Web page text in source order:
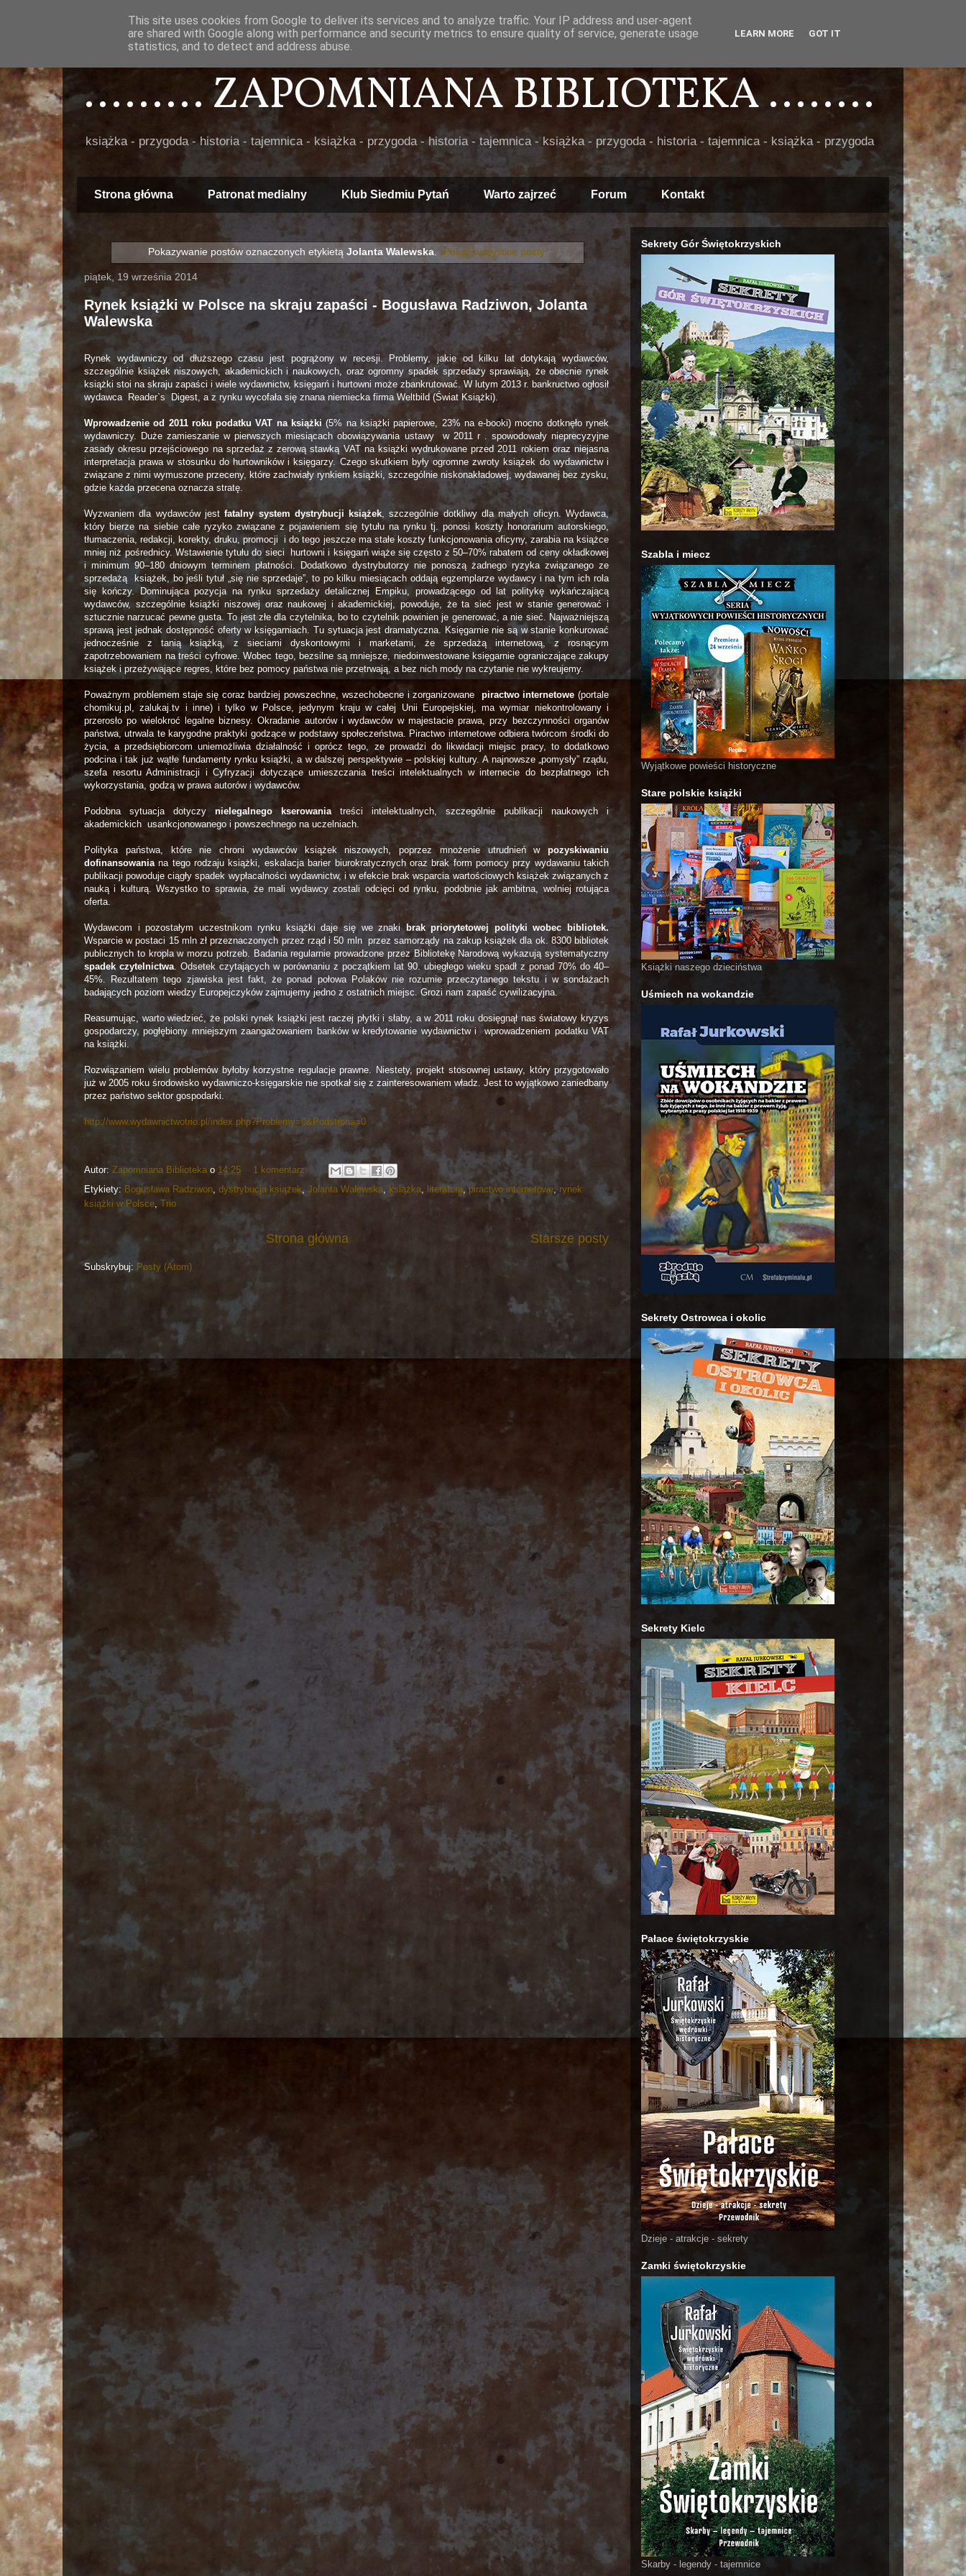
......... ZAPOMNIANA BIBLIOTEKA ........
książka - przygoda - historia - tajemnica - książka - przygoda - historia - tajemnica - książka - przygoda - historia - tajemnica - książka - przygoda
Strona główna Patronat medialny Klub Siedmiu Pytań Warto zajrzeć Forum Kontakt
Pokazywanie postów oznaczonych etykietą Jolanta Walewska. Pokaż wszystkie posty
piątek, 19 września 2014
Rynek książki w Polsce na skraju zapaści - Bogusława Radziwon, Jolanta
Walewska
Rynek wydawniczy od dłuższego czasu jest pogrążony w recesji. Problemy, jakie od kilku lat dotykają wydawców,
szczególnie książek niszowych, akademickich i naukowych, oraz ogromny spadek sprzedaży sprawiają, że obecnie rynek
książki stoi na skraju zapaści i wiele wydawnictw, księgarń i hurtowni może zbankrutować. W lutym 2013 r. bankructwo ogłosił
wydawca Reader`s Digest, a z rynku wycofała się znana niemiecka firma Weltbild (Świat Książki).
Wprowadzenie od 2011 roku podatku VAT na książki(5% na książki papierowe, 23% na e-booki) mocno dotknęło rynek
wydawniczy. Duże zamieszanie w pierwszych miesiącach obowiązywania ustawy w 2011 r . spowodowały nieprecyzyjne
zasady okresu przejściowego na sprzedaż z zerową stawką VAT na książki wydrukowane przed 2011 rokiem oraz niejasna
interpretacja prawa w stosunku do hurtowników i księgarzy. Czego skutkiem były ogromne zwroty książek do wydawnictw i
związane z nimi wymuszone przeceny, które zachwiały rynkiem książki, szczególnie niskonakładowej, wydawanej bez zysku,
gdzie każda przecena oznacza stratę.
Wyzwaniem dla wydawców jestfatalny system dystrybucji książek , szczególnie dotkliwy dla małych oficyn. Wydawca,
który bierze na siebie całe ryzyko związane z pojawieniem się tytułu na rynku tj. ponosi koszty honorarium autorskiego,
tłumaczenia, redakcji, korekty, druku, promocji i do tego jeszcze ma stałe koszty funkcjonowania oficyny, zarabia na książce
mniej niż pośrednicy. Wstawienie tytułu do sieci hurtowni i księgarń wiąże się często z 50–70% rabatem od ceny okładkowej
i minimum 90–180 dniowym terminem płatności. Dodatkowo dystrybutorzy nie ponoszą żadnego ryzyka związanego ze
sprzedażą książek, bo jeśli tytuł „się nie sprzedaje”, to po kilku miesiącach oddają egzemplarze wydawcy i na tym ich rola
się kończy. Dominująca pozycja na rynku sprzedaży detalicznej Empiku, prowadzącego od lat politykę wykańczającą
wydawców, szczególnie książki niszowej oraz naukowej i akademickiej, powoduje, że ta sieć jest w stanie generować i
sztucznie narzucać pewne gusta. To jest złe dla czytelnika, bo to czytelnik powinien je generować, a nie sieć. Najważniejszą
sprawą jest jednak dostępność oferty w księgarniach. Tu sytuacja jest dramatyczna. Księgarnie nie są w stanie konkurować
jednocześnie z tanią książką, z sieciami dyskontowymi i marketami, że sprzedażą internetową, z rosnącym
zapotrzebowaniem na treści cyfrowe. Wobec tego, bezsilne są mniejsze, niedoinwestowane księgarnie ograniczające zakupy
książek i przeżywające regres, które bez pomocy państwa nie przetrwają, a bez nich mody na czytanie nie wykreujemy.
Poważnym problemem staje się coraz bardziej powszechne, wszechobecne i zorganizowane piractwo internetowe (portale
chomikuj.pl, zalukaj.tv i inne) i tylko w Polsce, jedynym kraju w całej Unii Europejskiej, ma wymiar niekontrolowany i
przerosło po wielokroć legalne biznesy. Okradanie autorów i wydawców w majestacie prawa, przy bezczynności organów
państwa, utrwala te karygodne praktyki godzące w podstawy społeczeństwa. Piractwo internetowe odbiera twórcom środki do
życia, a przedsiębiorcom uniemożliwia działalność i oprócz tego, ze prowadzi do likwidacji miejsc pracy, to dodatkowo
podcina i tak już wątłe fundamenty rynku książki, a w dalszej perspektywie – polskiej kultury. A najnowsze „pomysły” rządu,
szefa resortu Administracji i Cyfryzacji dotyczące umieszczania treści intelektualnych w internecie do bezpłatnego ich
wykorzystania, godzą w prawa autorów i wydawców.
Podobna sytuacja dotyczy nielegalnego kserowania treści intelektualnych, szczególnie publikacji naukowych i
akademickich usankcjonowanego i powszechnego na uczelniach.
Polityka państwa, które nie chroni wydawców książek niszowych, poprzez mnożenie utrudnień w pozyskiwaniu
dofinansowania na tego rodzaju książki, eskalacja barier biurokratycznych oraz brak form pomocy przy wydawaniu takich
publikacji powoduje ciągły spadek wypłacalności wydawnictw, i w efekcie brak wsparcia wartościowych książek związanych z
nauką i kulturą. Wszystko to sprawia, że mali wydawcy zostali odcięci od rynku, podobnie jak ambitna, wolniej rotująca
oferta.
Wydawcom i pozostałym uczestnikom rynku książki daje się we znaki brak priorytetowej polityki wobec bibliotek.
Wsparcie w postaci 15 mln zł przeznaczonych przez rząd i 50 mln przez samorządy na zakup książek dla ok. 8300 bibliotek
publicznych to kropla w morzu potrzeb. Badania regularnie prowadzone przez Bibliotekę Narodową wykazują systematyczny
spadek czytelnictwa . Odsetek czytających w porównaniu z początkiem lat 90. ubiegłego wieku spadł z ponad 70% do 40–
45%. Rezultatem tego zjawiska jest fakt, że ponad połowa Polaków nie rozumie przeczytanego tekstu i w sondażach
badających poziom wiedzy Europejczyków zajmujemy jedno z ostatnich miejsc. Grozi nam zapaść cywilizacyjna.
Reasumując, warto wiedzieć, że polski rynek książki jest raczej płytki i słaby, a w 2011 roku dosięgnął nas światowy kryzys
gospodarczy, pogłębiony mniejszym zaangażowaniem banków w kredytowanie wydawnictw i wprowadzeniem podatku VAT
na książki.
Rozwiązaniem wielu problemów byłoby korzystne regulacje prawne. Niestety, projekt stosownej ustawy, który przygotowało
już w 2005 roku środowisko wydawniczo-księgarskie nie spotkał się z zainteresowaniem władz. Jest to wyjątkowo zaniedbany
przez państwo sektor gospodarki.
http://www.wydawnictwotrio.pl/index.php?Problemy=0&Podstrona=0
Autor: Zapomniana Biblioteka o 14:25
1 komentarz:
Etykiety: Bogusława Radziwon dystrybucja książek Jolanta Walewska książka literatura ,piractwo internetowe, rynek
książki w Polsce Trio
Starsze posty
Strona główna
Subskrybuj: Posty (Atom)
Sekrety Gór Świętokrzyskich
Szabla i miecz
Wyjątkowe powieści historyczne
Stare polskie książki
Książki naszego dzieciństwa
Uśmiech na wokandzie
Sekrety Ostrowca i okolic
Sekrety Kielc
Pałace świętokrzyskie
Dzieje - atrakcje - sekrety
Zamki świętokrzyskie
Skarby - legendy - tajemnice
This site uses cookies from Google to deliver its services and to analyze traffic. Your IP address and user-agent
are shared with Google along with performance and security metrics to ensure quality of service, generate usage
statistics, and to detect and address abuse.
LEARN MORE GOT IT